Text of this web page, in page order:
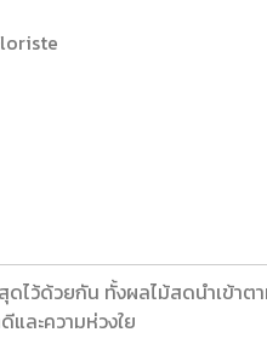
ดไว้ด้วยกัน ทั้งผลไม้สดนำเ
และความห่วงใย